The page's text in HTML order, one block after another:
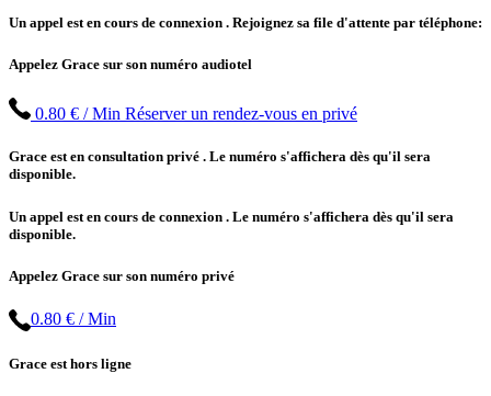
Un appel est en cours de connexion . Rejoignez sa file d'attente par téléphone:
Appelez Grace sur son numéro audiotel
0.80 € / Min Réserver un rendez-vous en privé
Grace est en consultation privé . Le numéro s'affichera dès qu'il sera
disponible.
Un appel est en cours de connexion . Le numéro s'affichera dès qu'il sera
disponible.
Appelez Grace sur son numéro privé
0.80 € / Min
Grace est hors ligne